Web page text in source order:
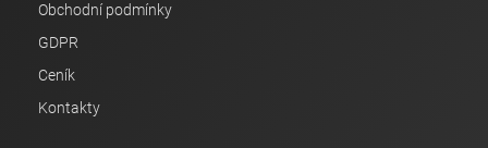
Obchodní podmínky
GDPR
Ceník
Kontakty